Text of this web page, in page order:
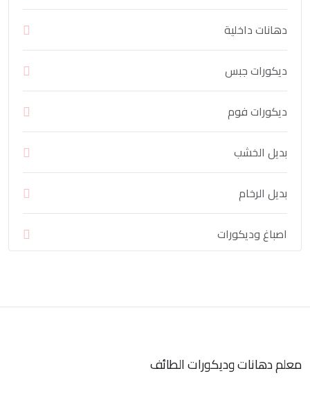
دهانات داخلية
ديكورات جبس
ديكورات فوم
بديل الخشب
بديل الرخام
اصباغ وديكورات
معلم دهانات وديكورات الطائف